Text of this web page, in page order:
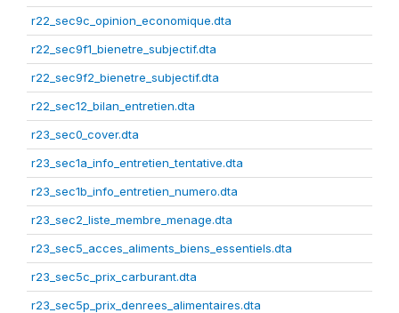
r22_sec9c_opinion_economique.dta
r22_sec9f1_bienetre_subjectif.dta
r22_sec9f2_bienetre_subjectif.dta
r22_sec12_bilan_entretien.dta
r23_sec0_cover.dta
r23_sec1a_info_entretien_tentative.dta
r23_sec1b_info_entretien_numero.dta
r23_sec2_liste_membre_menage.dta
r23_sec5_acces_aliments_biens_essentiels.dta
r23_sec5c_prix_carburant.dta
r23_sec5p_prix_denrees_alimentaires.dta